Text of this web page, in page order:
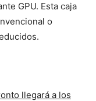
GPU. Esta caja
o
llegará a los